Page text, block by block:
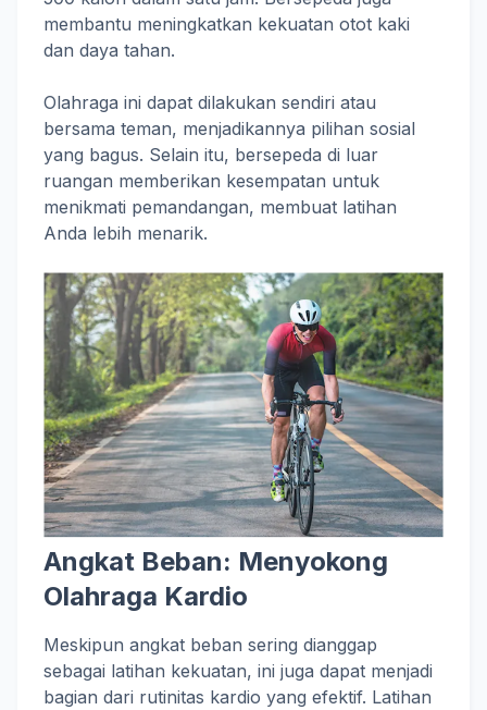
membantu meningkatkan kekuatan otot kaki
dan daya tahan.
Olahraga ini dapat dilakukan sendiri atau
bersama teman, menjadikannya pilihan sosial
yang bagus. Selain itu, bersepeda di luar
ruangan memberikan kesempatan untuk
menikmati pemandangan, membuat latihan
Anda lebih menarik.
Angkat Beban: Menyokong
Olahraga Kardio
Meskipun angkat beban sering dianggap
sebagai latihan kekuatan, ini juga dapat menjadi
bagian dari rutinitas kardio yang efektif. Latihan